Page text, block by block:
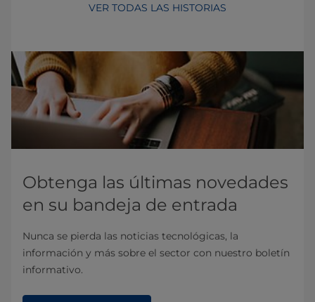
VER TODAS LAS HISTORIAS
Obtenga las últimas novedades
en su bandeja de entrada
Nunca se pierda las noticias tecnológicas, la
información y más sobre el sector con nuestro boletín
informativo.